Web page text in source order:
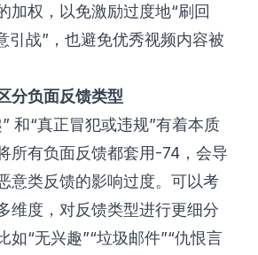
加权，以免激励过度地“刷回
引战”，也避免优秀视频内容被
分负面反馈类型
和“真正冒犯或违规”有着本质
所有负面反馈都套用-74，会导
意类反馈的影响过度。可以考
维度，对反馈类型进行更细分
如“无兴趣”“垃圾邮件”“仇恨言